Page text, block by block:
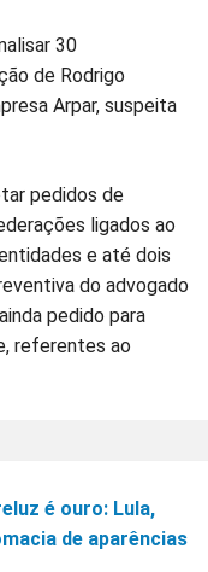
30
de Rodrigo
Arpar, suspeita
pedidos de
ligados ao
e até dois
do advogado
pedido para
referentes ao
é ouro: Lula,
de aparências